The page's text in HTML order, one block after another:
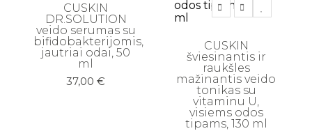
CUSKIN
DR.SOLUTION
veido serumas su
bifidobakterijomis,
jautriai odai, 50
ml
37,00€
CUSKIN
šviesinantis ir
raukšles
mažinantis veido
tonikas su
vitaminu U,
visiems odos
tipams, 130 ml